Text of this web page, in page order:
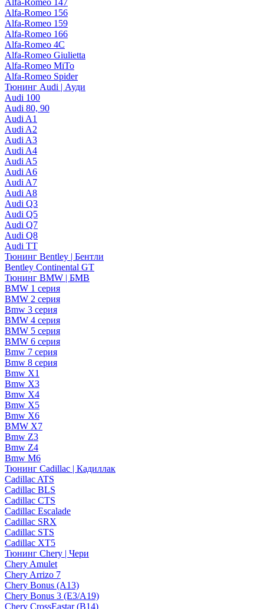
Alfa-Romeo 147
Alfa-Romeo 156
Alfa-Romeo 159
Alfa-Romeo 166
Alfa-Romeo 4C
Alfa-Romeo Giulietta
Alfa-Romeo MiTo
Alfa-Romeo Spider
Тюнинг Audi | Ауди
Audi 100
Audi 80, 90
Audi A1
Audi A2
Audi A3
Audi A4
Audi A5
Audi A6
Audi A7
Audi A8
Audi Q3
Audi Q5
Audi Q7
Audi Q8
Audi TT
Тюнинг Bentley | Бентли
Bentley Continental GT
Тюнинг BMW | БМВ
BMW 1 серия
BMW 2 серия
Bmw 3 серия
BMW 4 серия
BMW 5 серия
BMW 6 серия
Bmw 7 серия
Bmw 8 серия
Bmw X1
Bmw X3
Bmw X4
Bmw X5
Bmw X6
BMW X7
Bmw Z3
Bmw Z4
Bmw М6
Тюнинг Cadillac | Кадиллак
Cadillac ATS
Cadillac BLS
Cadillac CTS
Cadillac Escalade
Cadillac SRX
Cadillac STS
Cadillac XT5
Тюнинг Chery | Чери
Chery Amulet
Chery Arrizo 7
Chery Bonus (A13)
Chery Bonus 3 (E3/A19)
Chery CrossEastar (B14)